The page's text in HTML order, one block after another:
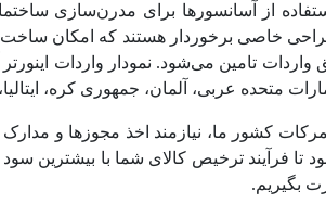
از آسانسورها برای مدرن‌سازی
خاصی برخوردار هستند که امکان
متحده عربی، آلمان، جمهوری کره،
کشور ما، نیازمند اخذ مجوزها و
فرآیند ترخیص کالای شما با بیشترین
بگیریم.